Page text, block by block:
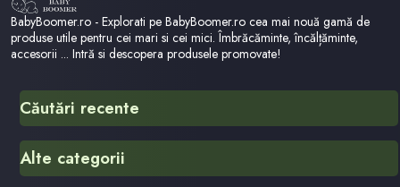
BabyBoomer.ro - Explorati pe BabyBoomer.ro cea mai nouă gamă de
produse utile pentru cei mari si cei mici. Îmbrăcăminte, încălțăminte,
accesorii ... Intră si descopera produsele promovate!
Căutări recente
Fetita Care A Supravietuit
Hu569ap015
Alte categorii